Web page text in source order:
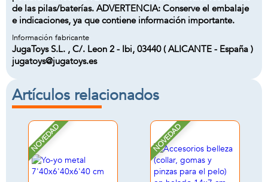
de las pilas/baterías. ADVERTENCIA: Conserve el embalaje
e indicaciones, ya que contiene información importante.
Información fabricante
JugaToys S.L. , C/. Leon 2 - Ibi, 03440 ( ALICANTE - España )
jugatoys@jugatoys.es
Artículos relacionados
NOVEDAD NOVEDAD